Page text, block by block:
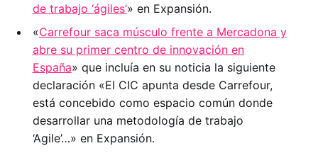
de trabajo ‘ágiles’» en Expansión.
«Carrefour saca músculo frente a Mercadona y
abre su primer centro de innovación en
España» que incluía en su noticia la siguiente
declaración «El CIC apunta desde Carrefour,
está concebido como espacio común donde
desarrollar una metodología de trabajo
‘Agile’…» en Expansión.